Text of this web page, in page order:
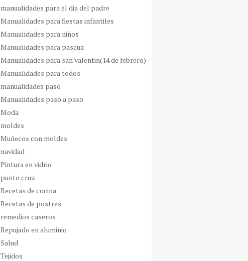
manualidades para el dia del padre
Manualidades para fiestas infantiles
Manualidades para niños
Manualidades para pascua
Manualidades para san valentin(14 de febrero)
Manualidades para todos
manualidades paso
Manualidades paso a paso
Moda
moldes
Muñecos con moldes
navidad
Pintura en vidrio
punto cruz
Recetas de cocina
Recetas de postres
remedios caseros
Repujado en aluminio
Salud
Tejidos